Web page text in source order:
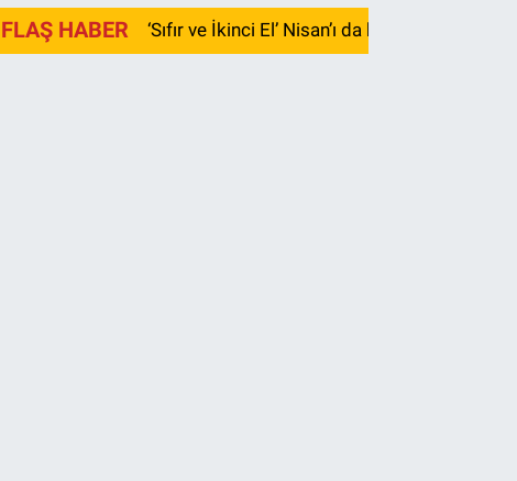
FLAŞ HABER ‘Sıfır ve İkinci El’ Nisan’ı da kayıpla kapadı